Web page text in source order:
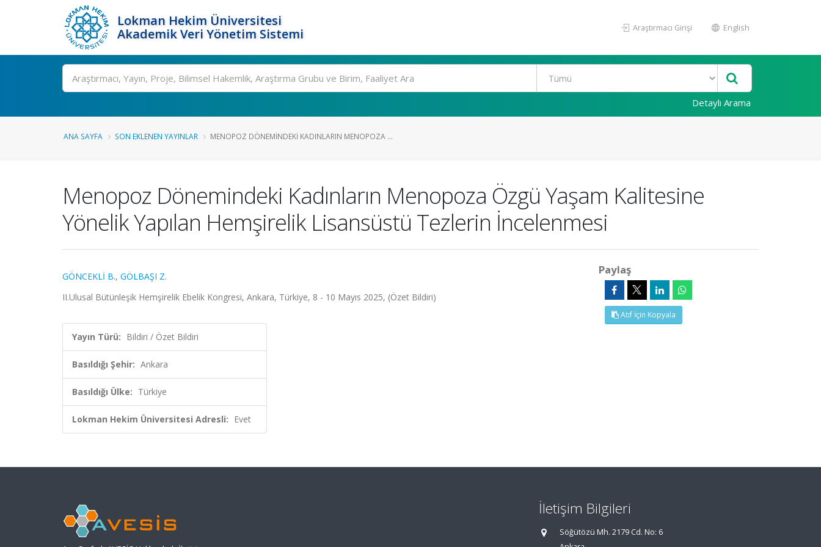
Lokman Hekim Üniversitesi
Akademik Veri Yönetim Sistemi
Araştırmacı Girişi English
Ara
Detaylı Arama
ANA SAYFA SON EKLENEN YAYINLAR MENOPOZ DÖNEMINDEKI KADINLARIN MENOPOZA ...
Menopoz Dönemindeki Kadınların Menopoza Özgü Yaşam Kalitesine
Yönelik Yapılan Hemşirelik Lisansüstü Tezlerin İncelenmesi
GÖNCEKLİ B., GÖLBAŞI Z.
II.Ulusal Bütünleşik Hemşirelik Ebelik Kongresi, Ankara, Türkiye, 8 - 10 Mayıs 2025, (Özet Bildiri)
Yayın Türü: Bildiri / Özet Bildiri
Basıldığı Şehir: Ankara
Basıldığı Ülke: Türkiye
Lokman Hekim Üniversitesi Adresli: Evet
Paylaş
Atıf İçin Kopyala
İletişim Bilgileri
Söğütözü Mh. 2179 Cd. No: 6